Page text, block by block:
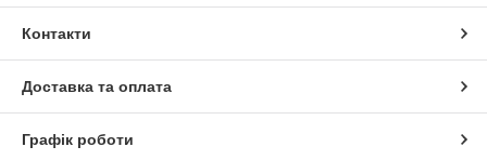
Контакти
Доставка та оплата
Графік роботи